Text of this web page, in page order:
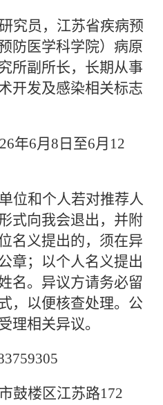
究员，江苏省疾病预
防医学科学院）病原
所副所长，长期从事
开发及感染相关标志
年6月8日至6月12
位和个人若对推荐人
式向我会退出，并附
名义提出的，须在异
章；以个人名义提出
名。异议方请务必留
，以便核查处理。公
理相关异议。
鼓楼区江苏路172